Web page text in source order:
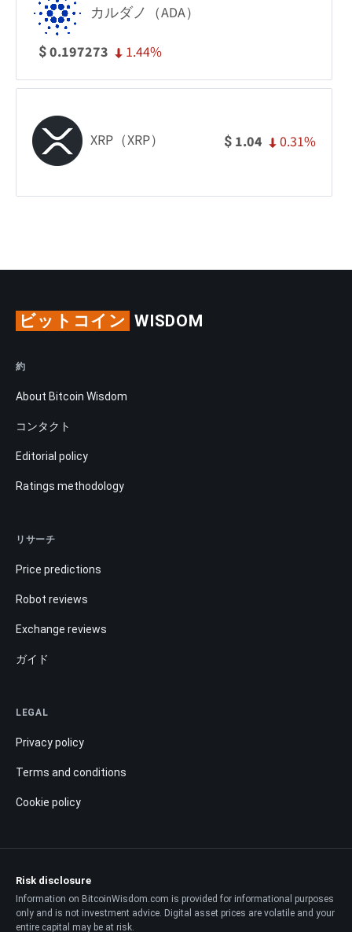
カルダノ（ADA）
$0.197273 1.44%
XRP（XRP） $ 1.04 0.31%
ビットコイン WISDOM
約
About Bitcoin Wisdom
コンタクト
Editorial policy
Ratings methodology
リサーチ
Price predictions
Robot reviews
Exchange reviews
ガイド
LEGAL
Privacy policy
Terms and conditions
Cookie policy
Risk disclosure
Information on BitcoinWisdom.com is provided for informational purposes
only and is not investment advice. Digital asset prices are volatile and your
entire capital may be at risk.